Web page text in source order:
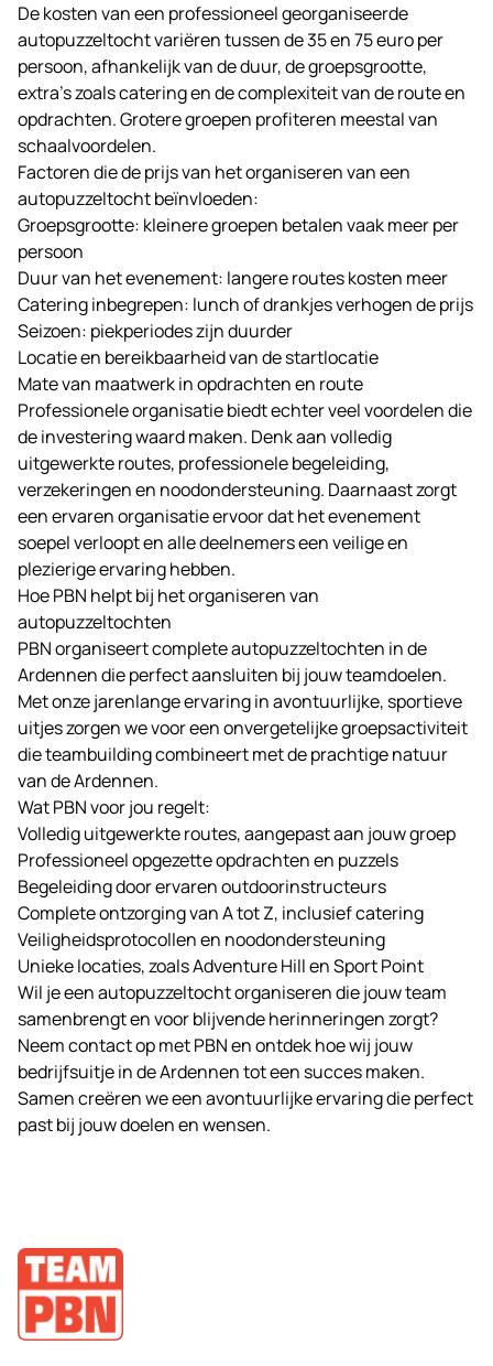
De kosten van een professioneel georganiseerde
autopuzzeltocht variëren tussen de 35 en 75 euro per
persoon, afhankelijk van de duur, de groepsgrootte,
extra’s zoals catering en de complexiteit van de route en
opdrachten. Grotere groepen profiteren meestal van
schaalvoordelen.
Factoren die de prijs van het organiseren van een
autopuzzeltocht beïnvloeden:
Groepsgrootte: kleinere groepen betalen vaak meer per
persoon
Duur van het evenement: langere routes kosten meer
Catering inbegrepen: lunch of drankjes verhogen de prijs
Seizoen: piekperiodes zijn duurder
Locatie en bereikbaarheid van de startlocatie
Mate van maatwerk in opdrachten en route
Professionele organisatie biedt echter veel voordelen die
de investering waard maken. Denk aan volledig
uitgewerkte routes, professionele begeleiding,
verzekeringen en noodondersteuning. Daarnaast zorgt
een ervaren organisatie ervoor dat het evenement
soepel verloopt en alle deelnemers een veilige en
plezierige ervaring hebben.
Hoe PBN helpt bij het organiseren van
autopuzzeltochten
PBNorganiseert complete autopuzzeltochten in de
Ardennen die perfect aansluiten bij jouw teamdoelen.
Met onze jarenlange ervaring in avontuurlijke, sportieve
uitjes zorgen we voor een onvergetelijke groepsactiviteit
die teambuilding combineert met de prachtige natuur
van de Ardennen.
Wat PBN voor jou regelt:
Volledig uitgewerkte routes, aangepast aan jouw groep
Professioneel opgezette opdrachten en puzzels
Begeleiding door ervaren outdoorinstructeurs
Complete ontzorging van A tot Z, inclusief catering
Veiligheidsprotocollen en noodondersteuning
Unieke locaties, zoals Adventure Hill en Sport Point
Wil je een autopuzzeltocht organiseren die jouw team
samenbrengt en voor blijvende herinneringen zorgt?
Neem contact op met PBN en ontdek hoe wij jouw
bedrijfsuitje in de Ardennen tot een succes maken.
Samen creëren we een avontuurlijke ervaring die perfect
past bij jouw doelen en wensen.